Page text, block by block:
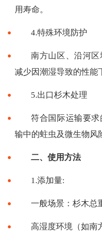
用寿命。
4.特殊环境防护
南方山区、沿河区
减少因潮湿导致的性能
5.出口杉木处理
符合国际运输要
输中的蛀虫及微生物风
二、使用方法
1.添加量:
一般场景：杉木总
高湿度环境（如南